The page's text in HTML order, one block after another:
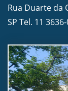
Rua Duarte da
SP Tel. 11